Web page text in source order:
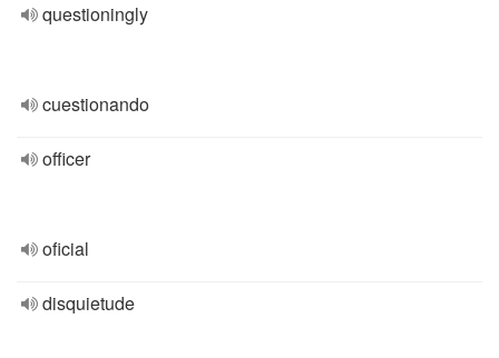
questioningly
cuestionando
officer
oficial
disquietude